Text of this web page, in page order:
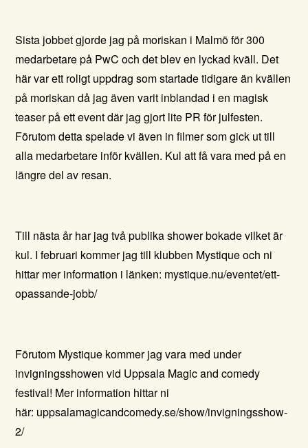
Sista jobbet gjorde jag på moriskan i Malmö för 300
medarbetare på PwC och det blev en lyckad kväll. Det
här var ett roligt uppdrag som startade tidigare än kvällen
på moriskan då jag även varit inblandad i en magisk
teaser på ett event där jag gjort lite PR för julfesten.
Förutom detta spelade vi även in filmer som gick ut till
alla medarbetare inför kvällen. Kul att få vara med på en
längre del av resan.
Till nästa år har jag två publika shower bokade vilket är
kul. I februari kommer jag till klubben Mystiqueoch ni
hittar mer information i länken: mystique.nu/eventet/ett-
opassande-jobb/
Förutom Mystique kommer jag vara med under
invigningsshowen vid Uppsala Magic and comedy
festival! Mer information hittar ni
här: uppsalamagicandcomedy.se/show/invigningsshow-
2/